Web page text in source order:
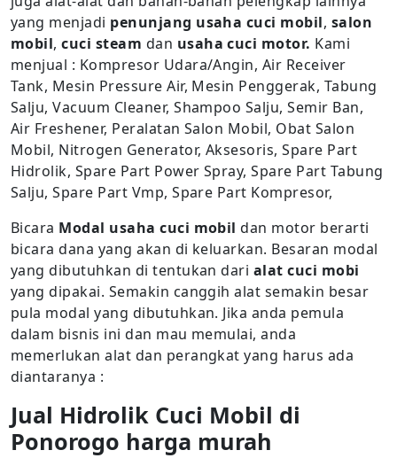
yang menjadi penunjang usaha cuci mobil, salon
mobil,cuci steam dan usaha cuci motor. Kami
menjual : Kompresor Udara/Angin, Air Receiver
Tank, Mesin Pressure Air, Mesin Penggerak, Tabung
Salju, Vacuum Cleaner, Shampoo Salju, Semir Ban,
Air Freshener, Peralatan Salon Mobil, Obat Salon
Mobil, Nitrogen Generator, Aksesoris, Spare Part
Hidrolik, Spare Part Power Spray, Spare Part Tabung
Salju, Spare Part Vmp, Spare Part Kompresor,
Bicara Modal usaha cuci mobil dan motor berarti
bicara dana yang akan di keluarkan. Besaran modal
yang dibutuhkan di tentukan dari alat cuci mobi
yang dipakai. Semakin canggih alat semakin besar
pula modal yang dibutuhkan. Jika anda pemula
dalam bisnis ini dan mau memulai, anda
memerlukan alat dan perangkat yang harus ada
diantaranya :
Jual Hidrolik Cuci Mobil di
Ponorogo harga murah